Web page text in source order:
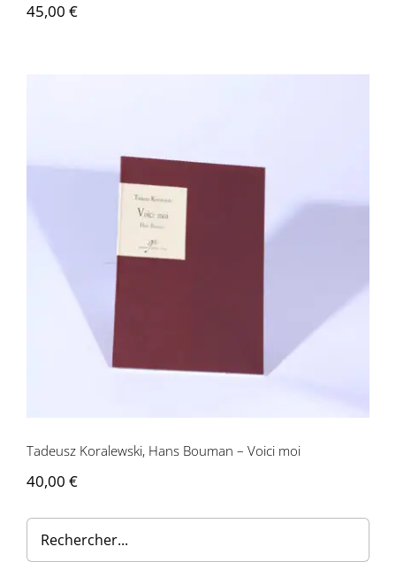
45,00 €
Tadeusz Koralewski, Hans Bouman –
Voici moi
Tadeusz Koralewski, Hans Bouman – Voici moi
40,00 €